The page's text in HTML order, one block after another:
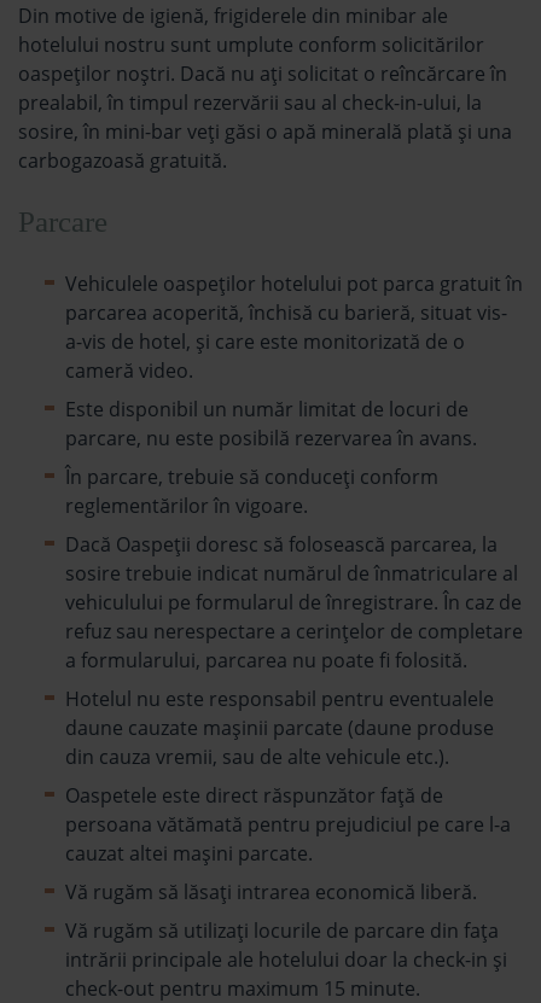
Din motive de igienă, frigiderele din minibar ale
hotelului nostru sunt umplute conform solicitărilor
oaspeților noștri. Dacă nu ați solicitat o reîncărcare în
prealabil, în timpul rezervării sau al check-in-ului, la
sosire, în mini-bar veți găsi o apă minerală plată și una
carbogazoasă gratuită.
Parcare
Vehiculele oaspeților hotelului pot parca gratuit în
parcarea acoperită, închisă cu barieră, situat vis-
a-vis de hotel, și care este monitorizată de o
cameră video.
Este disponibil un număr limitat de locuri de
parcare, nu este posibilă rezervarea în avans.
În parcare, trebuie să conduceți conform
reglementărilor în vigoare.
Dacă Oaspeții doresc să folosească parcarea, la
sosire trebuie indicat numărul de înmatriculare al
vehiculului pe formularul de înregistrare. În caz de
refuz sau nerespectare a cerințelor de completare
a formularului, parcarea nu poate fi folosită.
Hotelul nu este responsabil pentru eventualele
daune cauzate mașinii parcate (daune produse
din cauza vremii, sau de alte vehicule etc.).
Oaspetele este direct răspunzător față de
persoana vătămată pentru prejudiciul pe care l-a
cauzat altei mașini parcate.
Vă rugăm să lăsați intrarea economică liberă.
Vă rugăm să utilizați locurile de parcare din fața
intrării principale ale hotelului doar la check-in și
check-out pentru maximum 15 minute.